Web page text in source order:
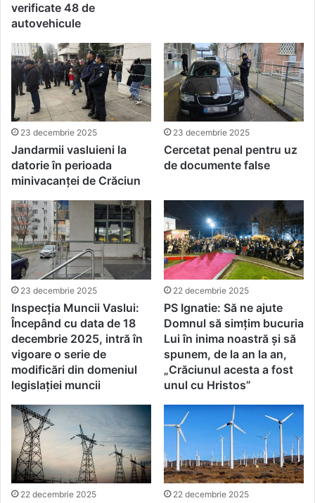
verificate 48 de
autovehicule
23 decembrie 2025
Jandarmii vasluieni la
datorie în perioada
minivacanței de Crăciun
23 decembrie 2025
Cercetat penal pentru uz
de documente false
23 decembrie 2025
Inspecția Muncii Vaslui:
Începând cu data de 18
decembrie 2025, intră în
vigoare o serie de
modificări din domeniul
legislației muncii
22 decembrie 2025
PS Ignatie: Să ne ajute
Domnul să simțim bucuria
Lui în inima noastră și să
spunem, de la an la an,
„Crăciunul acesta a fost
unul cu Hristos”
22 decembrie 2025 22 decembrie 2025